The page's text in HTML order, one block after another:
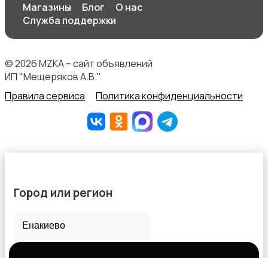
Магазины Блог
О нас
Служба поддержки
© 2026 MZKA – сайт объявлений
ИП "Мещеряков А.В."
Правила сервиса
Политика конфиденциальности
Город или регион
Все города